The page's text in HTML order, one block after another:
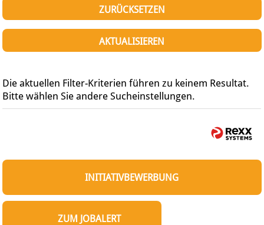
ZURÜCKSETZEN
AKTUALISIEREN
Die aktuellen Filter-Kriterien führen zu keinem Resultat.
Bitte wählen Sie andere Sucheinstellungen.
INITIATIVBEWERBUNG
ZUM JOBALERT